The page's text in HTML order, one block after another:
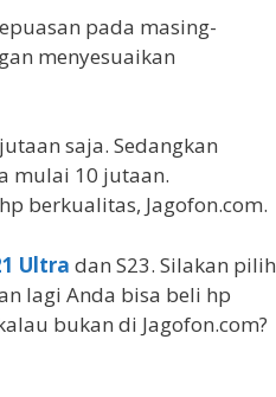
pada masing-
menyesuaikan
saja. Sedangkan
mulai 10 jutaan.
berkualitas, Jagofon.com.
Ultra dan S23. Silakan pilih
lagi Anda bisa beli hp
bukan di Jagofon.com?